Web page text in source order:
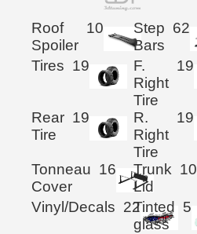
Roof
Spoiler
10
Step
Bars
62
Tires 19
F.
Right
Tire
19
Rear
Tire
19
R.
Right
Tire
19
Tonneau
Cover
16
Trunk
Lid
10
Vinyl/Decals 22Tinted
glass
5